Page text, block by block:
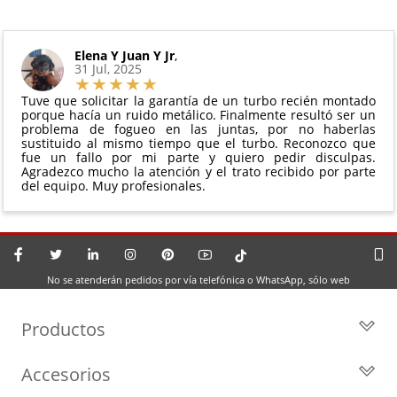
Elena Y Juan Y Jr,
31 Jul, 2025
Tuve que solicitar la garantía de un turbo recién montado
porque hacía un ruido metálico. Finalmente resultó ser un
problema de fogueo en las juntas, por no haberlas
sustituido al mismo tiempo que el turbo. Reconozco que
fue un fallo por mi parte y quiero pedir disculpas.
Agradezco mucho la atención y el trato recibido por parte
del equipo. Muy profesionales.
No se atenderán pedidos por vía telefónica o WhatsApp, sólo web
Productos
Turbos por Marca
Accesorios